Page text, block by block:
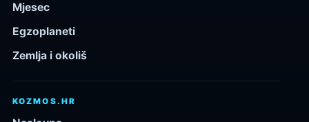
Mjesec
Egzoplaneti
Zemlja i okoliš
KOZMOS.HR